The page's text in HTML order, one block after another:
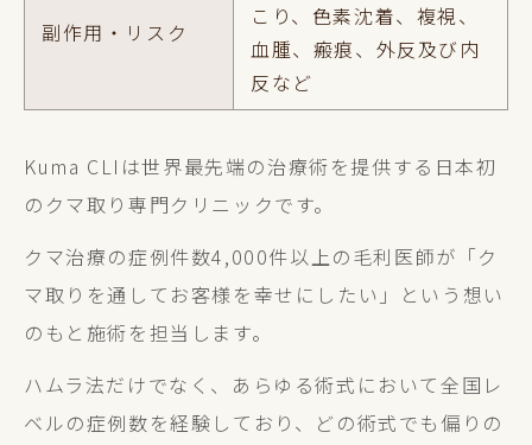
副作用・リスク
こり、色素沈着、複視、
血腫、瘢痕、外反及び内
反など
Kuma CLIは世界最先端の治療術を提供する日本初
のクマ取り専門クリニックです。
クマ治療の症例件数4,000件以上の毛利医師が「ク
マ取りを通してお客様を幸せにしたい」という想い
のもと施術を担当します。
ハムラ法だけでなく、あらゆる術式において全国レ
ベルの症例数を経験しており、どの術式でも偏りの